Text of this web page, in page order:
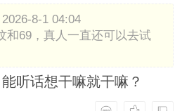
8-1 04:04
和69，真人一直还可以去试
听话想干嘛就干嘛？